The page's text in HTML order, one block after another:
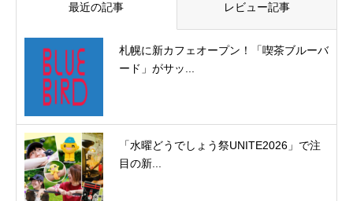
最近の記事 レビュー記事
札幌に新カフェオープン！「喫茶ブルーバ
ード」がサッ...
「水曜どうでしょう祭UNITE2026」で注
目の新...